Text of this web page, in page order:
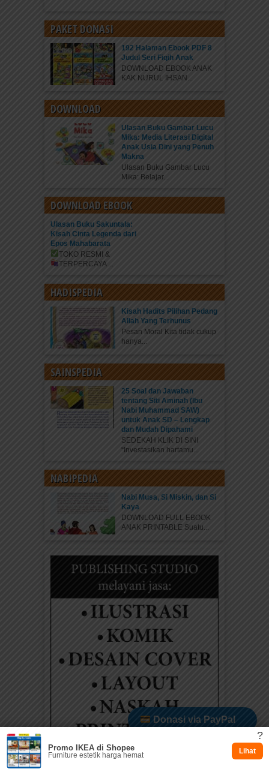
PAKET DONASI
192 Halaman Ebook PDF 8
Judul Seri Fiqih Anak
DOWNLOAD EBOOK ANAK
KAK NURUL IHSAN...
DOWNLOAD
Ulasan Buku Gambar Lucu
Mika: Media Literasi Digital
Anak Usia Dini yang Penuh
Makna
Ulasan Buku Gambar Lucu
Mika: Belajar...
DOWNLOAD EBOOK
Ulasan Buku Sakuntala:
Kisah Cinta Legenda dari
Epos Mahabarata
TOKO RESMI &
TERPERCAYA ...
HADISPEDIA
Kisah Hadits Pilihan Pedang
Allah Yang Terhunus
Pesan Moral Kita tidak cukup
hanya...
SAINSPEDIA
25 Soal dan Jawaban
tentang Siti Aminah (Ibu
Nabi Muhammad SAW)
untuk Anak SD – Lengkap
dan Mudah Dipahami
SEDEKAH KLIK DI SINI
“Investasikan hartamu...
NABIPEDIA
Nabi Musa, Si Miskin, dan Si
Kaya
DOWNLOAD FULL EBOOK
ANAK PRINTABLE Suatu...
Donasi via PayPal
Dukung via Kitabisa
?
Promo IKEA di Shopee
Furniture estetik harga hemat Lihat